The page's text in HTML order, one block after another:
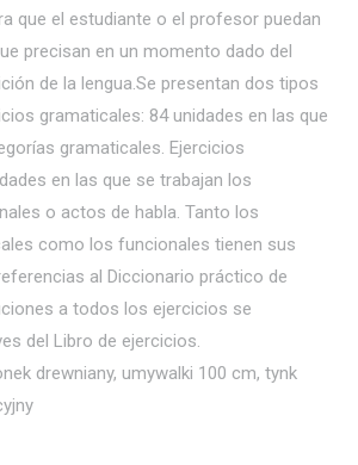
que el estudiante o el profesor puedan
precisan en un momento dado del
de la lengua.Se presentan dos tipos
gramaticales: 84 unidades en las que
gramaticales. Ejercicios
en las que se trabajan los
o actos de habla. Tanto los
como los funcionales tienen sus
al Diccionario práctico de
a todos los ejercicios se
del Libro de ejercicios.
drewniany, umywalki 100 cm, tynk